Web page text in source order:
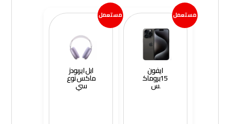
مستعمل
ايفون
15بروماك
س
مستعمل
ابل ايربودز
ماكس نوع
سي